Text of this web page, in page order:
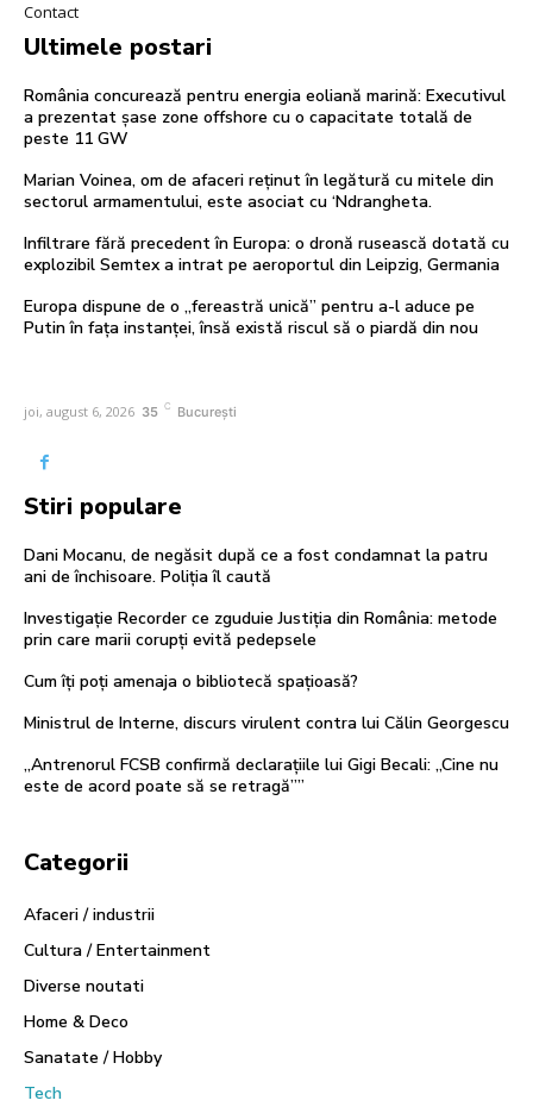
Contact
Ultimele postari
România concurează pentru energia eoliană marină: Executivul
a prezentat șase zone offshore cu o capacitate totală de
peste 11 GW
Marian Voinea, om de afaceri reținut în legătură cu mitele din
sectorul armamentului, este asociat cu ‘Ndrangheta.
Infiltrare fără precedent în Europa: o dronă rusească dotată cu
explozibil Semtex a intrat pe aeroportul din Leipzig, Germania
Europa dispune de o „fereastră unică” pentru a-l aduce pe
Putin în fața instanței, însă există riscul să o piardă din nou
joi, august 6, 2026 35 C București
Stiri populare
Dani Mocanu, de negăsit după ce a fost condamnat la patru
ani de închisoare. Poliția îl caută
Investigație Recorder ce zguduie Justiția din România: metode
prin care marii corupți evită pedepsele
Cum îți poți amenaja o bibliotecă spațioasă?
Ministrul de Interne, discurs virulent contra lui Călin Georgescu
„Antrenorul FCSB confirmă declarațiile lui Gigi Becali: „Cine nu
este de acord poate să se retragă””
Categorii
Afaceri / industrii
Cultura / Entertainment
Diverse noutati
Home & Deco
Sanatate / Hobby
Tech